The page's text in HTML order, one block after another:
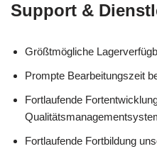
Support &
Größtmögliche
Prompte Bearbeitungszeit
Fortlaufende
Fortlaufende Fortbildung